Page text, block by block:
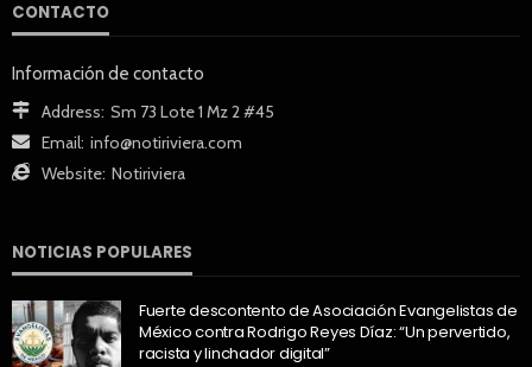
CONTACTO
Información de contacto
Address: Sm 73 Lote 1 Mz 2 #45
Email: info@notiriviera.com
Website: Notiriviera
NOTICIAS POPULARES
Fuerte descontento de Asociación Evangelistas de
México contra Rodrigo Reyes Díaz: “Un pervertido,
racista y linchador digital”